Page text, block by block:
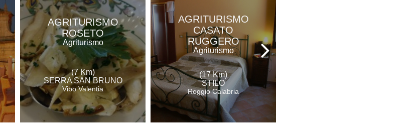
AGRITURISMO
ROSETO
Agriturismo
(7 Km)
SERRA SAN BRUNO
Vibo Valentia
AGRITURISMO
CASATO
RUGGERO
Agriturismo
(17 Km)
STILO
Reggio Calabria